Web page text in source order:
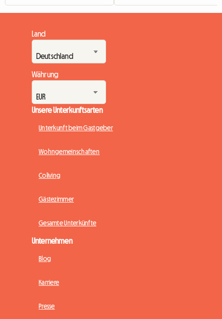
Land
Währung
Unsere Unterkunftsarten
Unterkunft beim Gastgeber
Wohngemeinschaften
Coliving
Gästezimmer
Gesamte Unterkünfte
Unternehmen
Blog
Karriere
Presse